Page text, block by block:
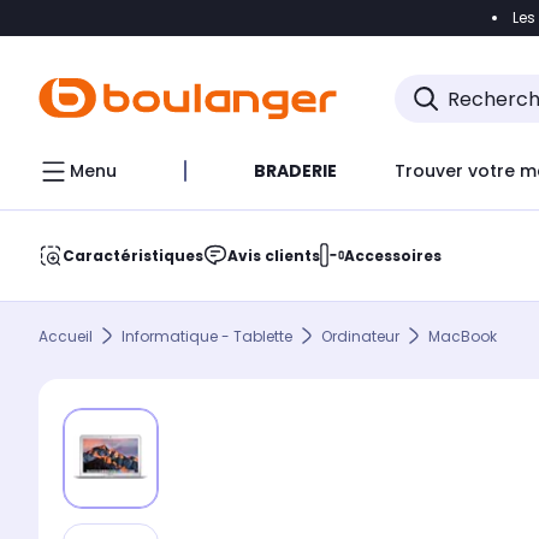
Accéder
Menu BRADERIE Trouver votre
Caractéristiques Avis clients Accessoires
Accueil Informatique - Tablette Ordinateur MacBook